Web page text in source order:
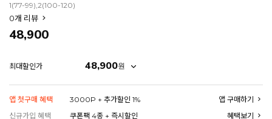
1(77-99),2(100-120)
0개 리뷰
48,900
최대할인가 48,900원
앱 첫구매 혜택 3000P + 추가할인 1%
앱 구매하기
신규가입 혜택
쿠폰팩 4종 + 즉시할인 혜택보기